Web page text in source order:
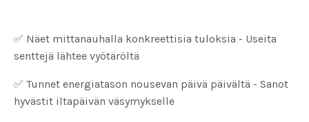
✅ Näet mittanauhalla konkreettisia tuloksia - Useita
senttejä lähtee vyötäröltä
✅ Tunnet energiatason nousevan päivä päivältä - Sanot
hyvästit iltapäivän väsymykselle